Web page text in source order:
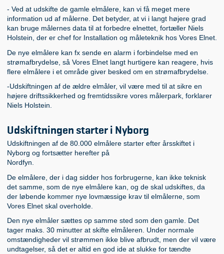
- Ved at udskifte de gamle elmålere, kan vi få meget mere
information ud af målerne. Det betyder, at vi i langt højere grad
kan bruge målernes data til at forbedre elnettet, fortæller Niels
Holstein, der er chef for Installation og måleteknik hos Vores Elnet.
De nye elmålere kan fx sende en alarm i forbindelse med en
strømafbrydelse, så Vores Elnet langt hurtigere kan reagere, hvis
flere elmålere i et område giver besked om en strømafbrydelse.
-Udskiftningen af de ældre elmåler, vil være med til at sikre en
højere driftssikkerhed og fremtidssikre vores målerpark, forklarer
Niels Holstein.
Udskiftningen starter i Nyborg
Udskiftningen af de 80.000 elmålere starter efter årsskiftet i
Nyborg og fortsætter herefter på
Nordfyn.
De elmålere, der i dag sidder hos forbrugerne, kan ikke teknisk
det samme, som de nye elmålere kan, og de skal udskiftes, da
der løbende kommer nye lovmæssige krav til elmålerne, som
Vores Elnet skal overholde.
Den nye elmåler sættes op samme sted som den gamle. Det
tager maks. 30 minutter at skifte elmåleren. Under normale
omstændigheder vil strømmen ikke blive afbrudt, men der vil være
undtagelser, så det er altid en god ide at slukke for tændte